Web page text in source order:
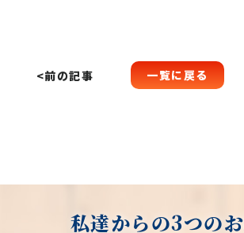
<前の記事 一覧に戻る
私達からの3つの